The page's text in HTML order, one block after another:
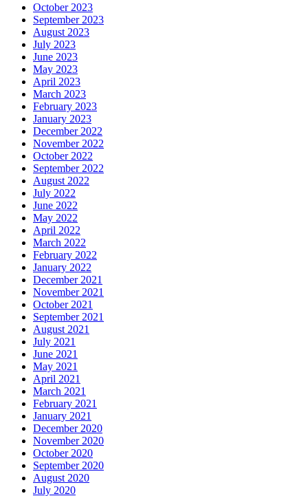
October 2023
September 2023
August 2023
July 2023
June 2023
May 2023
April 2023
March 2023
February 2023
January 2023
December 2022
November 2022
October 2022
September 2022
August 2022
July 2022
June 2022
May 2022
April 2022
March 2022
February 2022
January 2022
December 2021
November 2021
October 2021
September 2021
August 2021
July 2021
June 2021
May 2021
April 2021
March 2021
February 2021
January 2021
December 2020
November 2020
October 2020
September 2020
August 2020
July 2020